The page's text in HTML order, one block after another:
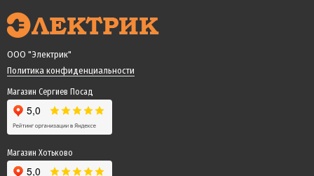
ООО "Электрик"
Политика конфиденциальности
Магазин Сергиев Посад
Магазин Хотьково